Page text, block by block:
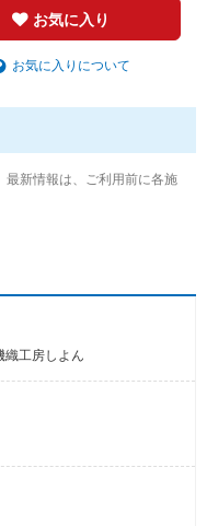
お気に入り
お気に入りについて
新情報は、ご利用前に各施
織工房しよん